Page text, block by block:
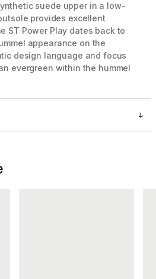
suede upper in a low-
provides excellent
ST Power Play dates back to
appearance on the
design language and focus
evergreen within the hummel